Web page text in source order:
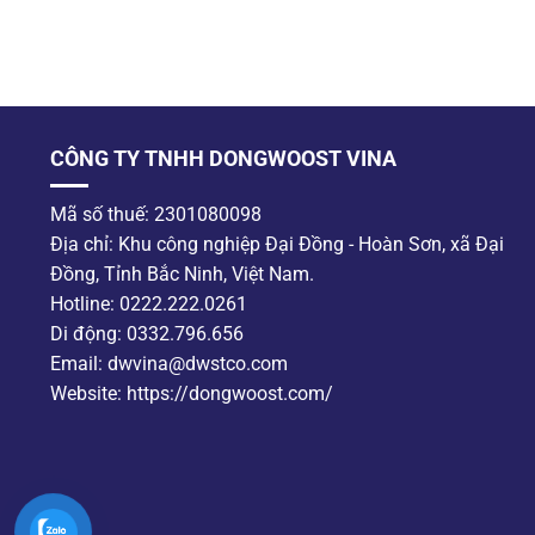
CÔNG TY TNHH DONGWOOST VINA
Mã số thuế: 2301080098
Địa chỉ: Khu công nghiệp Đại Đồng - Hoàn Sơn, xã Đại
Đồng, Tỉnh Bắc Ninh, Việt Nam.
Hotline: 0222.222.0261
Di động: 0332.796.656
Email: dwvina@dwstco.com
Website: https://dongwoost.com/